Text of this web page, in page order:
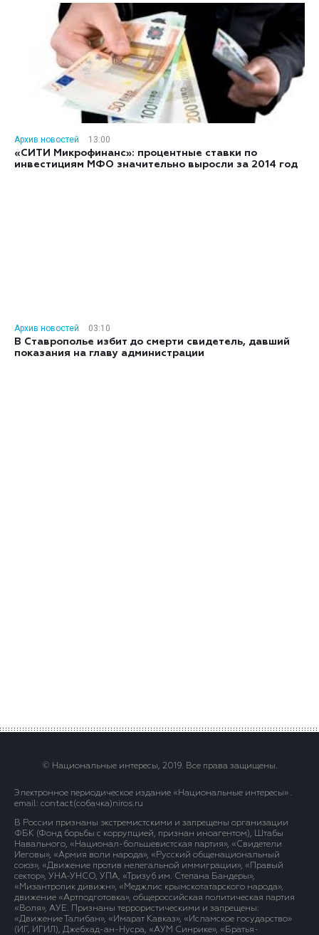
Архив новостей
13:00
«СИТИ Микрофинанс»: процентные ставки по
инвестициям МФО значительно выросли за 2014 год
Архив новостей
03:10
В Ставрополье избит до смерти свидетель, давший
показания на главу администрации
© Национальные интересы, 2019. Все права защищены.
Электронное периодическое издание «Национальные интересы» .
email: contact(сoбaчка)niros.ru
В России признаны экстремистскими и запрещены организации
ФБК (Фонд борьбы с коррупцией, признан иноагентом), Штабы
Навального, «Национал-большевистская партия», «Свидетели
Иеговы», «Армия воли народа», «Русский общенациональный
союз», «Движение против нелегальной иммиграции», «Правый
сектор», УНА-УНСО, УПА, «Тризуб им. Степана Бандеры»,
«Мизантропик дивижн», «Меджлис крымскотатарского народа»,
движение «Артподготовка», общероссийская политическая партия
«Воля», АУЕ. Признаны террористическими и запрещены:
«Движение Талибан», «Имарат Кавказ», «Исламское государство»
(ИГ, ИГИЛ), Джебхад-ан-Нусра, «АУМ Синрике», «Братья-